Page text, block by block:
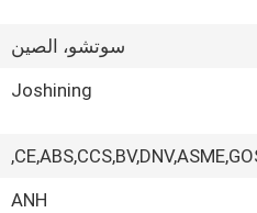
سوتشو، الصين
Joshining
ANH